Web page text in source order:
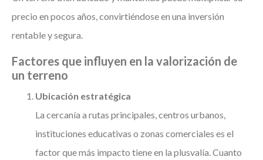
precio en pocos años, convirtiéndose en una inversión
rentable y segura.
Factores que influyen en la valorización de
un terreno
Ubicación estratégica
La cercanía a rutas principales, centros urbanos,
instituciones educativas o zonas comerciales es el
factor que más impacto tiene en la plusvalía. Cuanto